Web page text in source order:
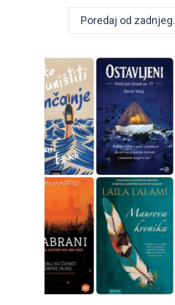
Poredaj od zadnjeg.